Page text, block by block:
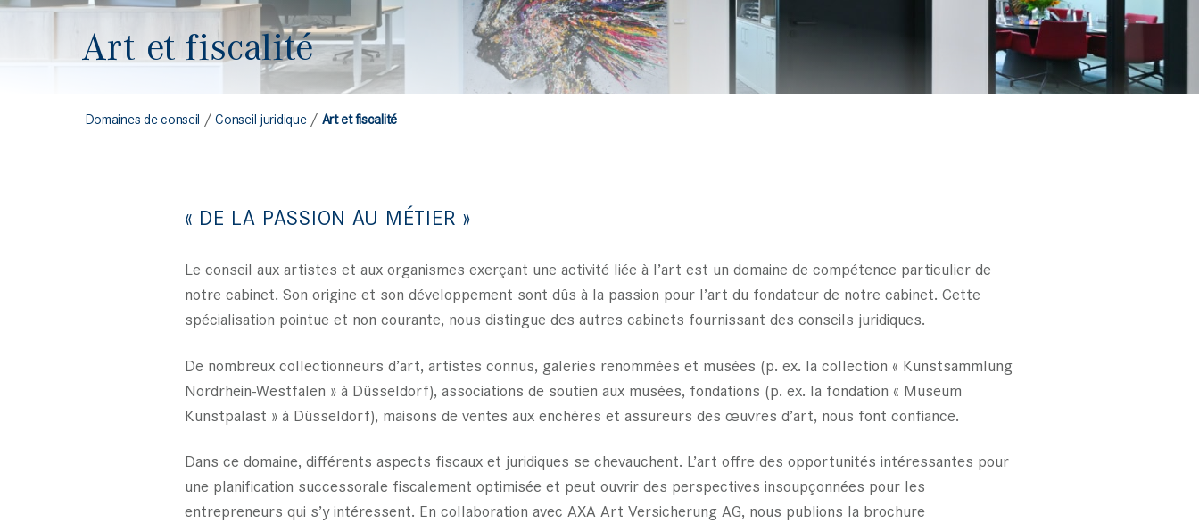
Art et fiscalité
Domaines de conseil /Conseil juridique/ Art et fiscalité
« DE LA PASSION AU MÉTIER »
Le conseil aux artistes et aux organismes exerçant une activité liée à l’art est un domaine de compétence particulier de
notre cabinet. Son origine et son développement sont dûs à la passion pour l’art du fondateur de notre cabinet. Cette
spécialisation pointue et non courante, nous distingue des autres cabinets fournissant des conseils juridiques.
De nombreux collectionneurs d’art, artistes connus, galeries renommées et musées (p. ex. la collection « Kunstsammlung
Nordrhein-Westfalen » à Düsseldorf), associations de soutien aux musées, fondations (p. ex. la fondation « Museum
Kunstpalast » à Düsseldorf), maisons de ventes aux enchères et assureurs des œuvres d’art, nous font confiance.
Dans ce domaine, différents aspects fiscaux et juridiques se chevauchent. L’art offre des opportunités intéressantes pour
une planification successorale fiscalement optimisée et peut ouvrir des perspectives insoupçonnées pour les
entrepreneurs qui s’y intéressent. En collaboration avec AXA Art Versicherung AG, nous publions la brochure